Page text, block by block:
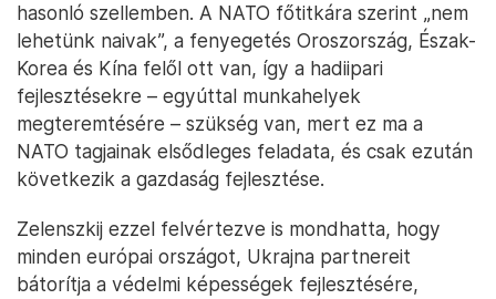
hasonló szellemben. A NATO főtitkára szerint „nem
lehetünk naivak”, a fenyegetés Oroszország, Észak-
Korea és Kína felől ott van, így a hadiipari
fejlesztésekre – egyúttal munkahelyek
megteremtésére – szükség van, mert ez ma a
NATO tagjainak elsődleges feladata, és csak ezután
következik a gazdaság fejlesztése.
Zelenszkij ezzel felvértezve is mondhatta, hogy
minden európai országot, Ukrajna partnereit
bátorítja a védelmi képességek fejlesztésére,